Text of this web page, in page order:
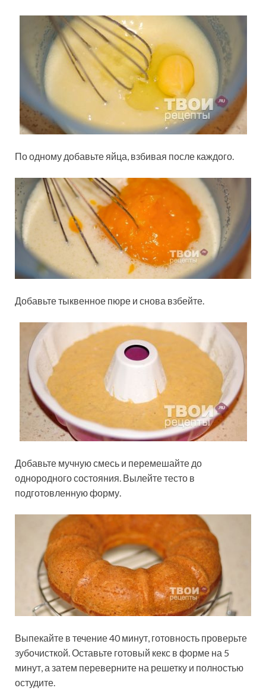
По одному добавьте яйца, взбивая после каждого.
Добавьте тыквенное пюре и снова взбейте.
Добавьте мучную смесь и перемешайте до
однородного состояния. Вылейте тесто в
подготовленную форму.
Выпекайте в течение 40 минут, готовность проверьте
зубочисткой. Оставьте готовый кекс в форме на 5
минут, а затем переверните на решетку и полностью
остудите.